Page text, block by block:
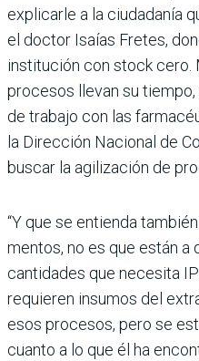
explicarle a la ciudadanía
el doctor Isaías Fretes,
institución con stock cero.
procesos llevan su
de trabajo con las
la Dirección Nacional de
bus­car la agilización de
“Y que se entienda
mentos, no es que están a
cantidades que necesita
requieren insumos del
esos procesos, pero se
cuanto a lo que él ha